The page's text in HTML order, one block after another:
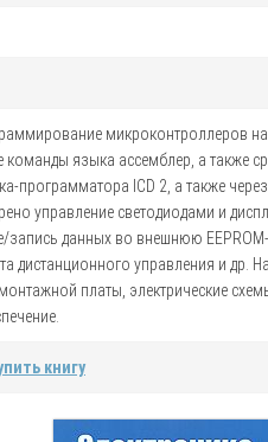
микроконтроллеров
языка ассемблер, а также
программатора ICD 2, а также
управление светодиодами и
запись данных во внешнюю
дистанционного управления и др.
платы, электрические
книгу